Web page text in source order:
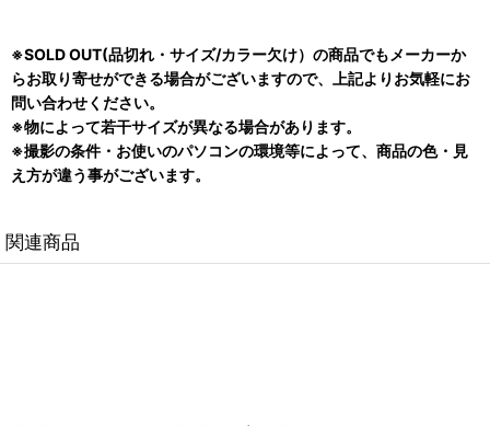
※SOLD OUT(品切れ・サイズ/カラー欠け）の商品でもメーカーか
らお取り寄せができる場合がございますので、上記よりお気軽にお
問い合わせください。
※物によって若干サイズが異なる場合があります。
※撮影の条件・お使いのパソコンの環境等によって、商品の色・見
え方が違う事がございます。
関連商品